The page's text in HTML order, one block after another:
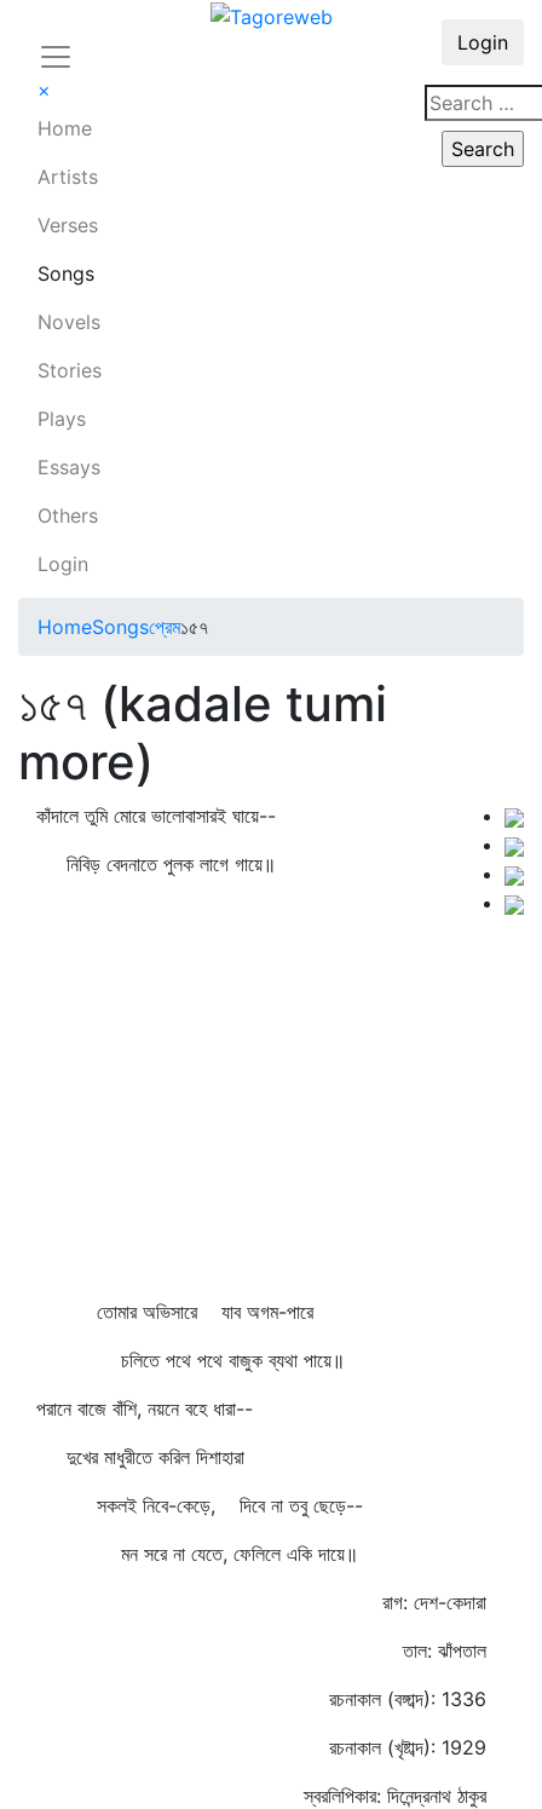
×
Home
Artists
Verses
Songs
Novels
Stories
Plays
Essays
Others
Login
Login
HomeSongsপ্রেম১৫৭
১৫৭ (kadale tumi
more)
কাঁদালে তুমি মোরে ভালোবাসারই ঘায়ে--
নিবিড় বেদনাতে পুলক লাগে গায়ে॥
তোমার অভিসারে যাব অগম-পারে
চলিতে পথে পথে বাজুক ব্যথা পায়ে॥
পরানে বাজে বাঁশি, নয়নে বহে ধারা--
দুখের মাধুরীতে করিল দিশাহারা
সকলই নিবে-কেড়ে, দিবে না তবু ছেড়ে--
মন সরে না যেতে, ফেলিলে একি দায়ে॥
রাগ: দেশ-কেদারা
তাল: ঝাঁপতাল
রচনাকাল (বঙ্গাব্দ): 1336
রচনাকাল (খৃষ্টাব্দ): 1929
স্বরলিপিকার: দিনেন্দ্রনাথ ঠাকুর